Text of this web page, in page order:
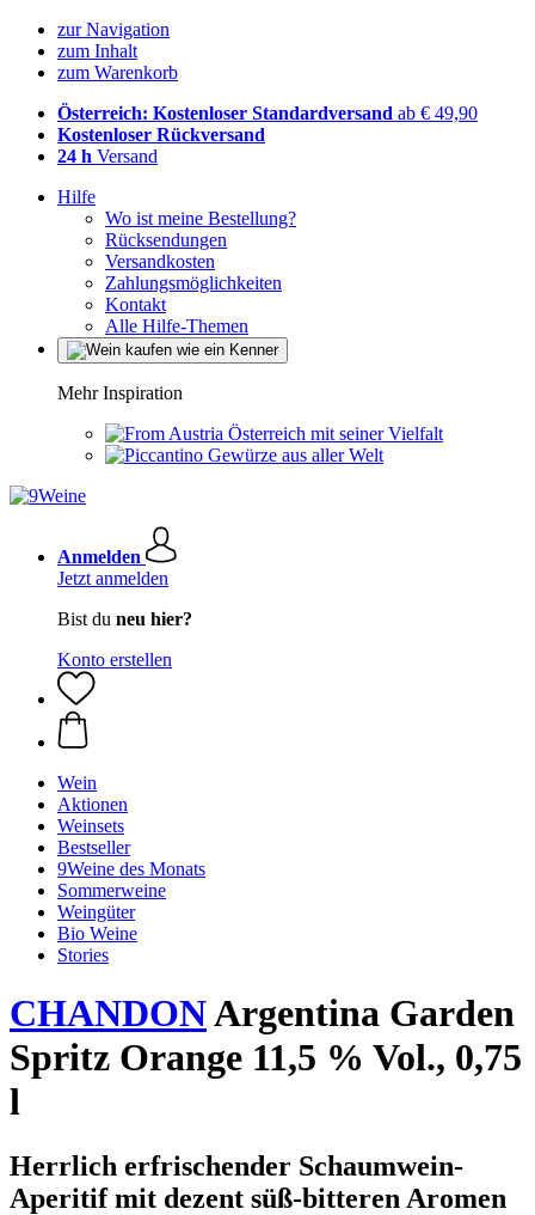
zur Navigation
zum Inhalt
zum Warenkorb
Österreich: Kostenloser Standardversand ab € 49,90
Kostenloser Rückversand
24 h Versand
Hilfe
Wo ist meine Bestellung?
Rücksendungen
Versandkosten
Zahlungsmöglichkeiten
Kontakt
Alle Hilfe-Themen
Mehr Inspiration
Österreich mit seiner Vielfalt
Gewürze aus aller Welt
Anmelden
Jetzt anmelden
Bist du neu hier?
Konto erstellen
Wein
Aktionen
Weinsets
Bestseller
9Weine des Monats
Sommerweine
Weingüter
Bio Weine
Stories
CHANDONArgentina Garden
Spritz Orange 11,5 % Vol., 0,75
l
Herrlich erfrischender Schaumwein-
Aperitif mit dezent süß-bitteren Aromen